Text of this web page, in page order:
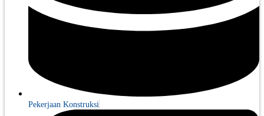
Pekerjaan Konstruksi